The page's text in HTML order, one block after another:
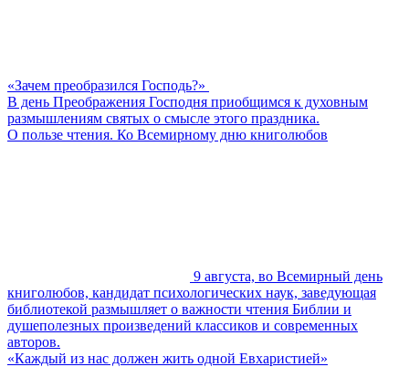
«Зачем преобразился Господь?»
В день Преображения Господня приобщимся к духовным
размышлениям святых о смысле этого праздника.
О пользе чтения. Ко Всемирному дню книголюбов
9 августа, во Всемирный день
книголюбов, кандидат психологических наук, заведующая
библиотекой размышляет о важности чтения Библии и
душеполезных произведений классиков и современных
авторов.
«Каждый из нас должен жить одной Евхаристией»